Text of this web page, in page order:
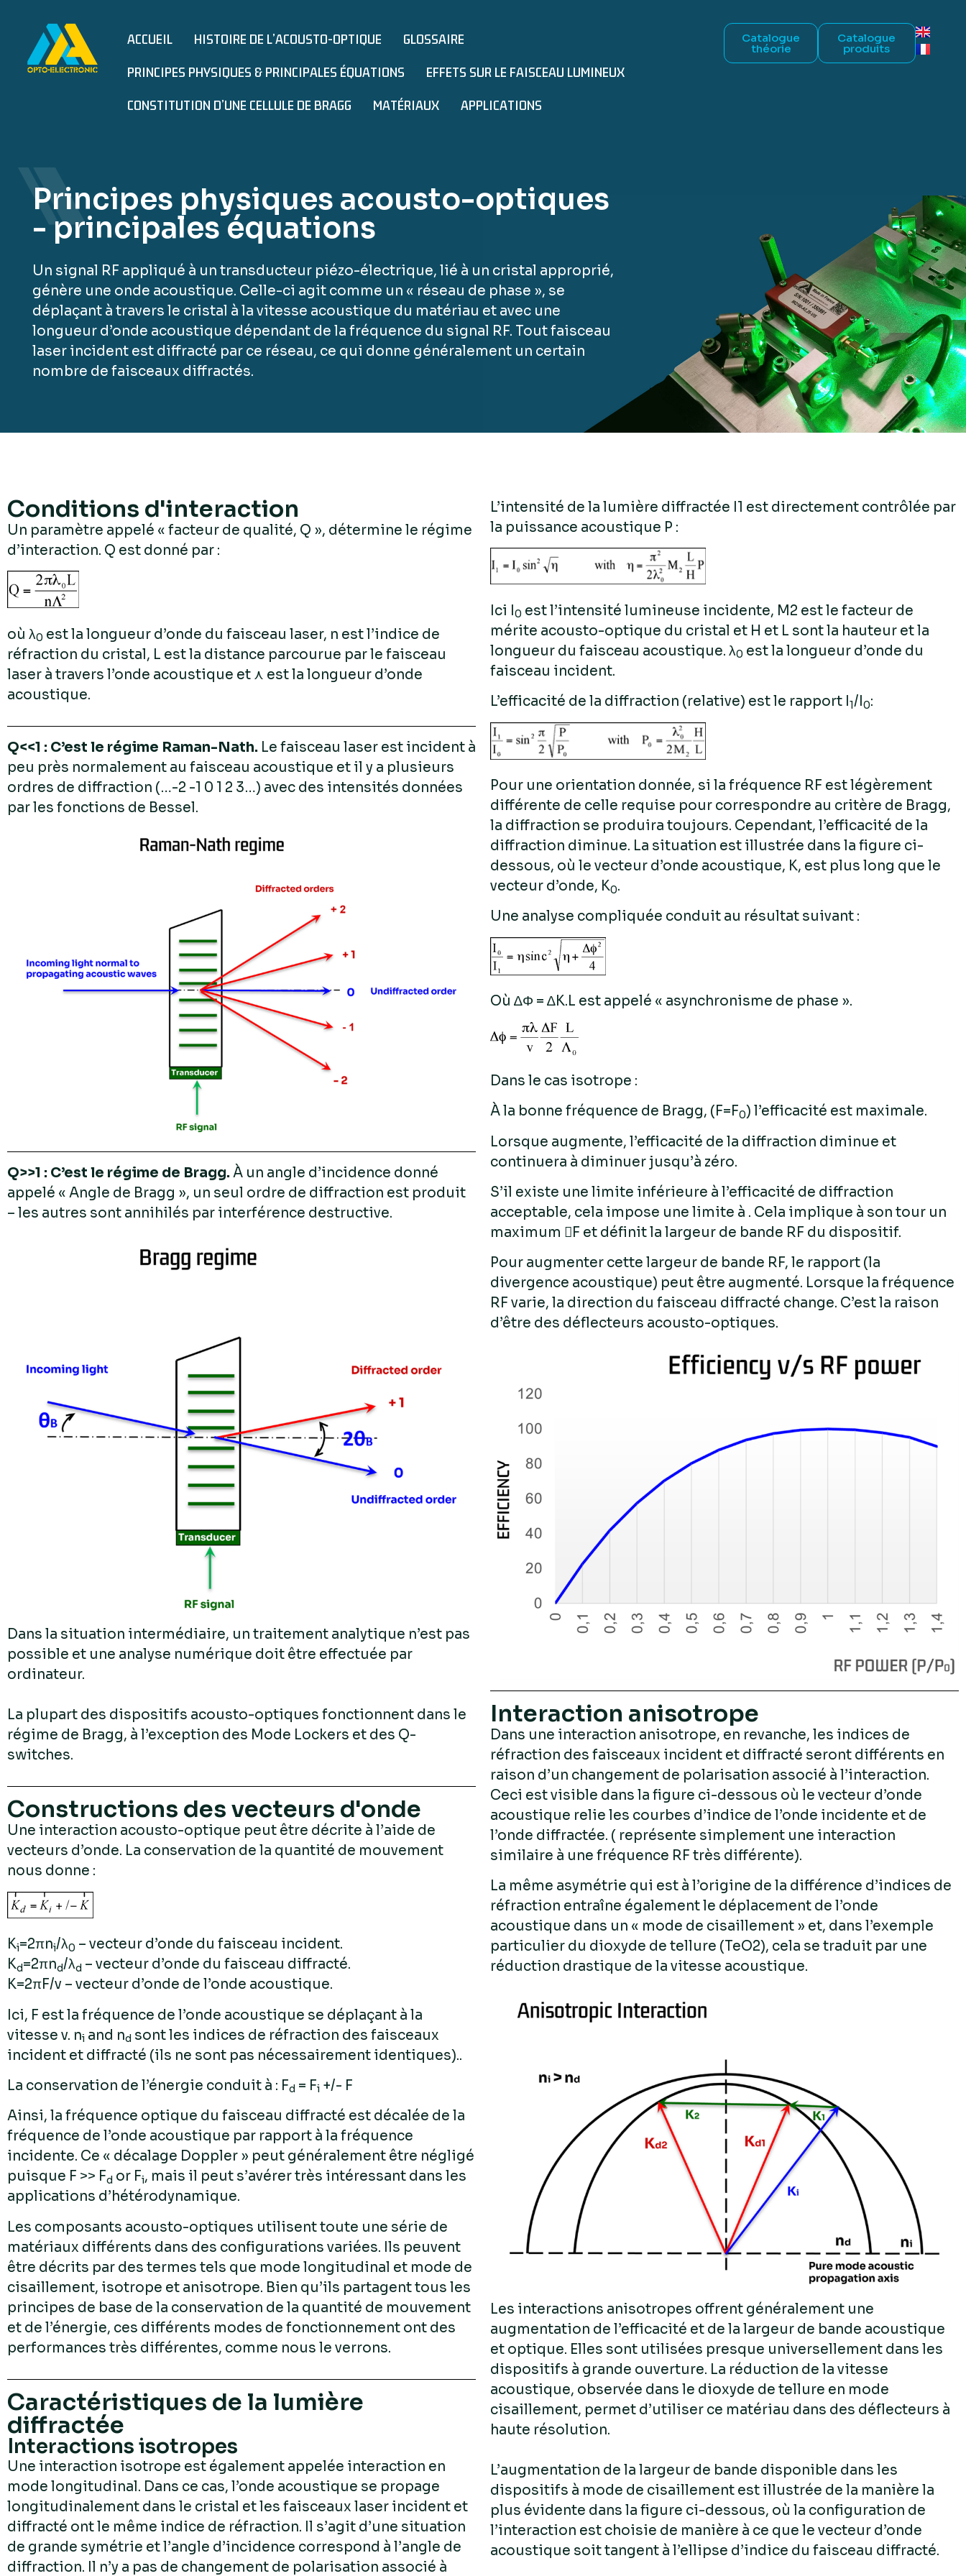
ACCUEIL HISTOIRE DE L’ACOUSTO-OPTIQUE
GLOSSAIRE
PRINCIPES PHYSIQUES & PRINCIPALES ÉQUATIONS
EFFETS SUR LE FAISCEAU LUMINEUX
CONSTITUTION D’UNE CELLULE DE BRAGG
MATÉRIAUX APPLICATIONS
Catalogue
théorie
Catalogue
produits
Principes physiques acousto-optiques
- principales équations
Un signal RF appliqué à un transducteur piézo-électrique, lié à un cristal approprié,
génère une onde acoustique. Celle-ci agit comme un « réseau de phase », se
déplaçant à travers le cristal à la vitesse acoustique du matériau et avec une
longueur d’onde acoustique dépendant de la fréquence du signal RF. Tout faisceau
laser incident est diffracté par ce réseau, ce qui donne généralement un certain
nombre de faisceaux diffractés.
Conditions d'interaction
Un paramètre appelé « facteur de qualité, Q », détermine le régime
d’interaction. Q est donné par :
où λ0 est la longueur d’onde du faisceau laser, n est l’indice de
réfraction du cristal, L est la distance parcourue par le faisceau
laser à travers l’onde acoustique et ⋏ est la longueur d’onde
acoustique.
Q<<1 : C’est le régime Raman-Nath. Le faisceau laser est incident à
peu près normalement au faisceau acoustique et il y a plusieurs
ordres de diffraction (…-2 -1 0 1 2 3…) avec des intensités données
par les fonctions de Bessel.
Q>>1 : C’est le régime de Bragg. À un angle d’incidence donné
appelé « Angle de Bragg », un seul ordre de diffraction est produit
– les autres sont annihilés par interférence destructive.
Dans la situation intermédiaire, un traitement analytique n’est pas
possible et une analyse numérique doit être effectuée par
ordinateur.
La plupart des dispositifs acousto-optiques fonctionnent dans le
régime de Bragg, à l’exception des Mode Lockers et des Q-
switches.
Constructions des vecteurs d'onde
Une interaction acousto-optique peut être décrite à l’aide de
vecteurs d’onde. La conservation de la quantité de mouvement
nous donne :
Ki=2πni/λ0 – vecteur d’onde du faisceau incident.
Kd=2πnd/λd – vecteur d’onde du faisceau diffracté.
K=2πF/v – vecteur d’onde de l’onde acoustique.
Ici, F est la fréquence de l’onde acoustique se déplaçant à la
vitesse v. ni and nd sont les indices de réfraction des faisceaux
incident et diffracté (ils ne sont pas nécessairement identiques)..
La conservation de l’énergie conduit à : Fd = Fi +/- F
Ainsi, la fréquence optique du faisceau diffracté est décalée de la
fréquence de l’onde acoustique par rapport à la fréquence
incidente. Ce « décalage Doppler » peut généralement être négligé
puisque F >> Fd or Fi, mais il peut s’avérer très intéressant dans les
applications d’hétérodynamique.
Les composants acousto-optiques utilisent toute une série de
matériaux différents dans des configurations variées. Ils peuvent
être décrits par des termes tels que mode longitudinal et mode de
cisaillement, isotrope et anisotrope. Bien qu’ils partagent tous les
principes de base de la conservation de la quantité de mouvement
et de l’énergie, ces différents modes de fonctionnement ont des
performances très différentes, comme nous le verrons.
Caractéristiques de la lumière
diffractée
Interactions isotropes
Une interaction isotrope est également appelée interaction en
mode longitudinal. Dans ce cas, l’onde acoustique se propage
longitudinalement dans le cristal et les faisceaux laser incident et
diffracté ont le même indice de réfraction. Il s’agit d’une situation
de grande symétrie et l’angle d’incidence correspond à l’angle de
diffraction. Il n’y a pas de changement de polarisation associé à
L’intensité de la lumière diffractée I1 est directement contrôlée par
la puissance acoustique P :
Ici I 0 est l’intensité lumineuse incidente, M2 est le facteur de
mérite acousto-optique du cristal et H et L sont la hauteur et la
longueur du faisceau acoustique. λ0 est la longueur d’onde du
faisceau incident.
L’efficacité de la diffraction (relative) est le rapport I1/I0:
Pour une orientation donnée, si la fréquence RF est légèrement
différente de celle requise pour correspondre au critère de Bragg,
la diffraction se produira toujours. Cependant, l’efficacité de la
diffraction diminue. La situation est illustrée dans la figure ci-
dessous, où le vecteur d’onde acoustique, K, est plus long que le
vecteur d’onde, K0.
Une analyse compliquée conduit au résultat suivant :
Où ∆Φ = ∆K.L est appelé « asynchronisme de phase ».
Dans le cas isotrope :
À la bonne fréquence de Bragg, (F=F0) l’efficacité est maximale.
Lorsque augmente, l’efficacité de la diffraction diminue et
continuera à diminuer jusqu’à zéro.
S’il existe une limite inférieure à l’efficacité de diffraction
acceptable, cela impose une limite à . Cela implique à son tour un
maximum F et définit la largeur de bande RF du dispositif.
Pour augmenter cette largeur de bande RF, le rapport (la
divergence acoustique) peut être augmenté. Lorsque la fréquence
RF varie, la direction du faisceau diffracté change. C’est la raison
d’être des déflecteurs acousto-optiques.
Interaction anisotrope
Dans une interaction anisotrope, en revanche, les indices de
réfraction des faisceaux incident et diffracté seront différents en
raison d’un changement de polarisation associé à l’interaction.
Ceci est visible dans la figure ci-dessous où le vecteur d’onde
acoustique relie les courbes d’indice de l’onde incidente et de
l’onde diffractée. ( représente simplement une interaction
similaire à une fréquence RF très différente).
La même asymétrie qui est à l’origine de la différence d’indices de
réfraction entraîne également le déplacement de l’onde
acoustique dans un « mode de cisaillement » et, dans l’exemple
particulier du dioxyde de tellure (TeO2), cela se traduit par une
réduction drastique de la vitesse acoustique.
Les interactions anisotropes offrent généralement une
augmentation de l’efficacité et de la largeur de bande acoustique
et optique. Elles sont utilisées presque universellement dans les
dispositifs à grande ouverture. La réduction de la vitesse
acoustique, observée dans le dioxyde de tellure en mode
cisaillement, permet d’utiliser ce matériau dans des déflecteurs à
haute résolution.
L’augmentation de la largeur de bande disponible dans les
dispositifs à mode de cisaillement est illustrée de la manière la
plus évidente dans la figure ci-dessous, où la configuration de
l’interaction est choisie de manière à ce que le vecteur d’onde
acoustique soit tangent à l’ellipse d’indice du faisceau diffracté.